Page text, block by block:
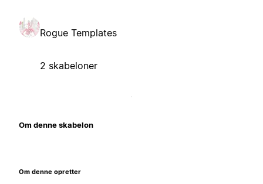
Rogue Templates
2 skabeloner
Om denne skabelon
Om denne opretter